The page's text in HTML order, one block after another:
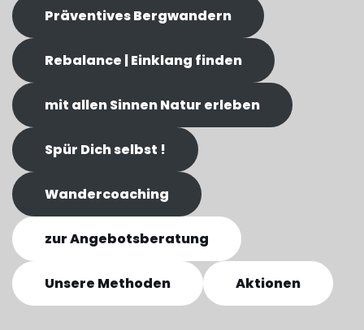
Präventives Bergwandern
Rebalance | Einklang finden
mit allen Sinnen Natur erleben
Spür Dich selbst !
Wandercoaching
zur Angebotsberatung
Unsere Methoden Aktionen